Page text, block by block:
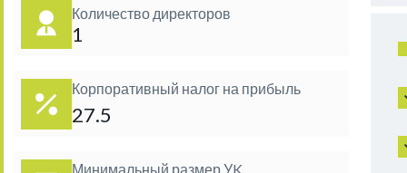
Количество директоров
1
Корпоративный налог на прибыль
27.5
Минимальный размер УK